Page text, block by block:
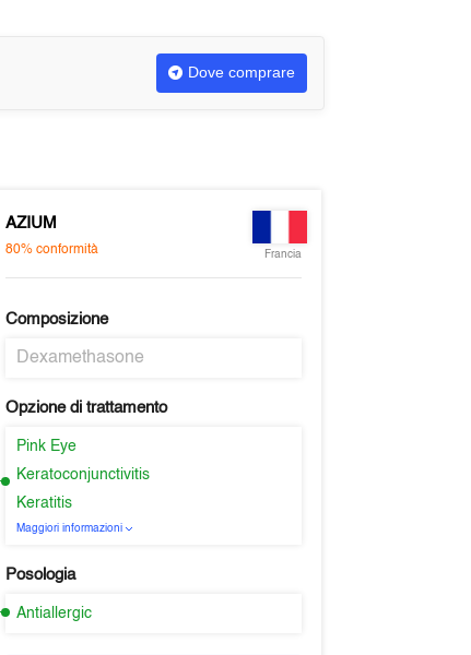
Dove comprare
AZIUM
80% conformità Francia
Composizione
Dexamethasone
Opzione di trattamento
Pink Eye
Keratoconjunctivitis
Keratitis
Maggiori informazioni
Posologia
Antiallergic